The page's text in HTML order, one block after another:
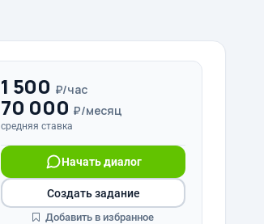
1 500 ₽/час
70 000 ₽/месяц
средняя ставка
Начать диалог
Создать задание
Добавить в избранное